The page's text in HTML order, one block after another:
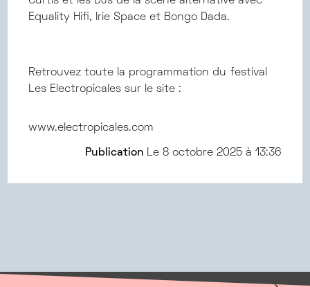
Equality Hifi, Irie Space et Bongo Dada.
Retrouvez toute la programmation du festival
Les Electropicales sur le site :
www.electropicales.com
PublicationLe 8 octobre 2025 à 13:36